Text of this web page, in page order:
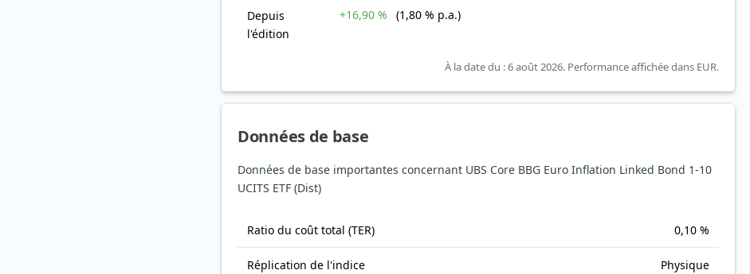
Depuis
l'édition
+16,90 % (1,80 % p.a.)
À la date du : 6 août 2026. Performance affichée dans EUR.
Données de base
Données de base importantes concernant UBS Core BBG Euro Inflation Linked Bond 1-10
UCITS ETF (Dist)
Ratio du coût total (TER) 0,10 %
Réplication de l'indice Physique